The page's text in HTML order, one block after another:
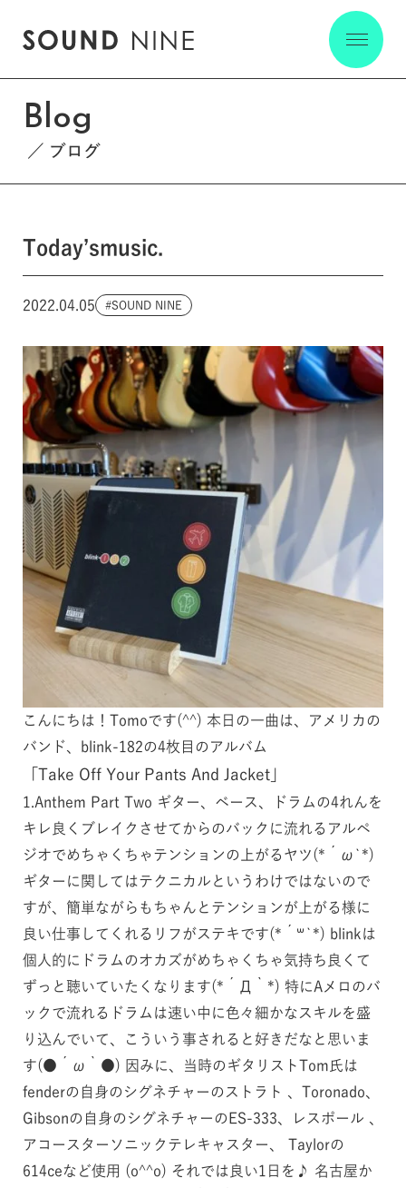
Blog
ブログ
Today’smusic.
2022.04.05 SOUND NINE
こんにちは！Tomoです(^^) 本日の一曲は、アメリカの
バンド、­blink-182の4枚目のアルバム
「Take Off Your Pants And Jacket」
1.Anthem Part Two ギター、ベース、ドラムの4れんを
キレ良くブレイクさせてからのバックに流れるアルペ
ジオでめちゃくちゃテンションの上がるヤツ(*´ω`*)
ギターに関してはテクニカルというわけではないので
すが、簡単ながらもちゃんとテンションが上がる様に
良い仕事してくれるリフがステキです(*´꒳`*) blinkは
個人的にドラムのオカズがめちゃくちゃ気持ち良くて
ずっと聴いていたくなります(*´Д｀*) 特にAメロのバ
ックで流れるドラムは速い中に色々細かなスキルを盛
り込んでいて、こういう事されると好きだなと思いま
す(●´ω｀●) 因みに、当時のギタリストTom氏は
fenderの自身のシグネチャーのストラト 、Toronado、
Gibsonの自身のシグネチャーのES-333、レスポール 、
アコースターソニックテレキャスター、 Taylorの
614ceなど使用 (o^^o) それでは良い1日を♪ 名古屋か